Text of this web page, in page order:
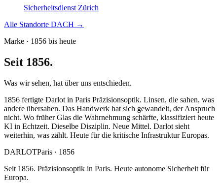
Sicherheitsdienst Zürich
Alle Standorte DACH →
Marke · 1856 bis heute
Seit 1856.
Was wir sehen, hat über uns entschieden.
1856 fertigte Darlot in Paris Präzisionsoptik. Linsen, die sahen, was
andere übersahen. Das Handwerk hat sich gewandelt, der Anspruch
nicht. Wo früher Glas die Wahrnehmung schärfte, klassifiziert heute
KI in Echtzeit. Dieselbe Disziplin. Neue Mittel. Darlot sieht
weiterhin, was zählt. Heute für die kritische Infrastruktur Europas.
DARLOTParis · 1856
Seit 1856. Präzisionsoptik in Paris. Heute autonome Sicherheit für
Europa.